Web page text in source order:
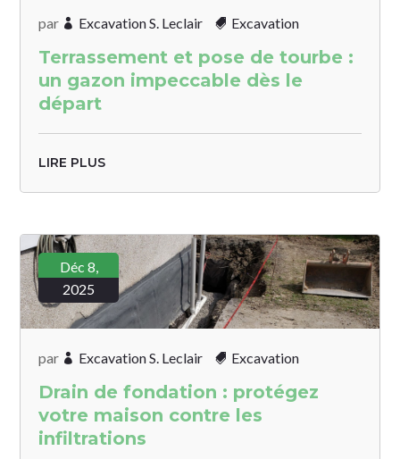
Terrassement et pose de tourbe :
un gazon impeccable dès le
départ
par Excavation S. Leclair Excavation
LIRE PLUS
Déc 8,
2025
Drain de fondation : protégez
votre maison contre les
infiltrations
par Excavation S. Leclair Excavation